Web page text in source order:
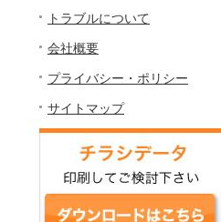
トラブルについて
会社概要
プライバシー・ポリシー
サイトマップ